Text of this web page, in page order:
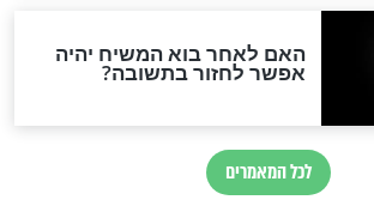
החשאי של טראמפ
ואיראן: בלי שקיפות ועם הרבה
סימני שאלה
המסמך האבוד שנחשף